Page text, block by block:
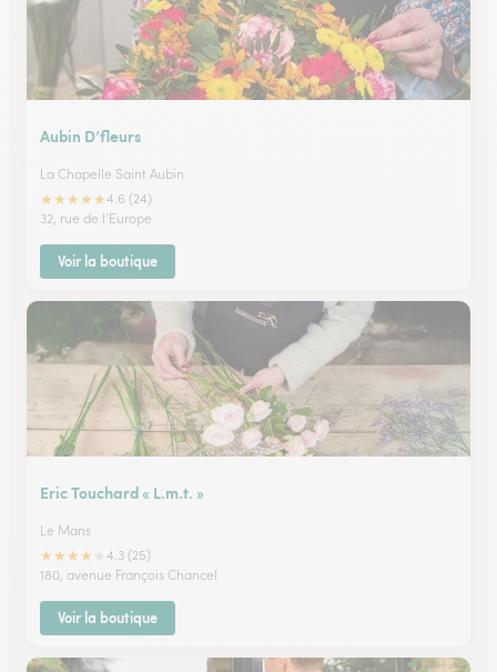
Aubin D’fleurs
La Chapelle Saint Aubin
★★★★★4.6 (24)
32, rue de l'Europe
Voir la boutique
Eric Touchard « L.m.t. »
Le Mans
★★★★
4.3 (25)
180, avenue François Chancel
Voir la boutique